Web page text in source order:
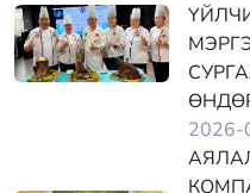
2026-